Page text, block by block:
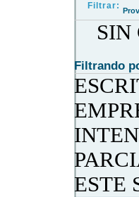
Filtrar:
Filtrando
SIN
ESTE